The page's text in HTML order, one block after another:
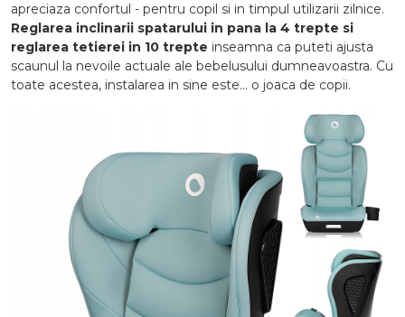
apreciaza confortul - pentru copil si in timpul utilizarii zilnice.
Reglarea inclinarii spatarului in pana la 4 trepte si
reglarea tetierei in 10 trepte inseamna ca puteti ajusta
scaunul la nevoile actuale ale bebelusului dumneavoastra. Cu
toate acestea, instalarea in sine este... o joaca de copii.